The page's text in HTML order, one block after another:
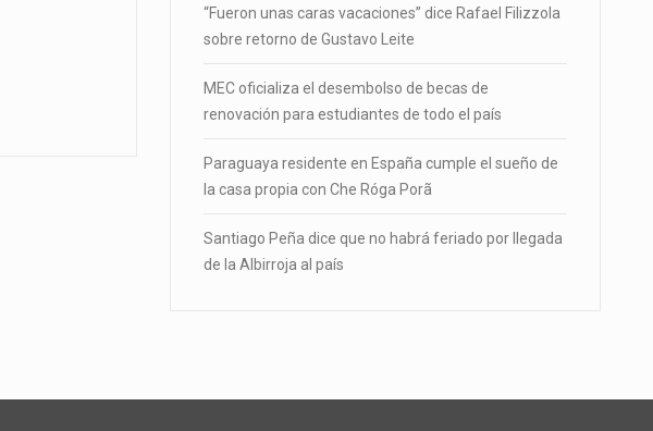
“Fueron unas caras vacaciones” dice Rafael Filizzola
sobre retorno de Gustavo Leite
MEC oficializa el desembolso de becas de
renovación para estudiantes de todo el país
Paraguaya residente en España cumple el sueño de
la casa propia con Che Róga Porã
Santiago Peña dice que no habrá feriado por llegada
de la Albirroja al país